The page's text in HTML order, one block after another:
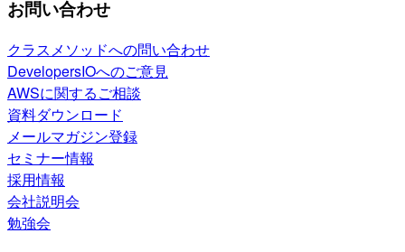
お問い合わせ
クラスメソッドへの問い合わせ
DevelopersIOへのご意見
AWSに関するご相談
資料ダウンロード
メールマガジン登録
セミナー情報
採用情報
会社説明会
勉強会